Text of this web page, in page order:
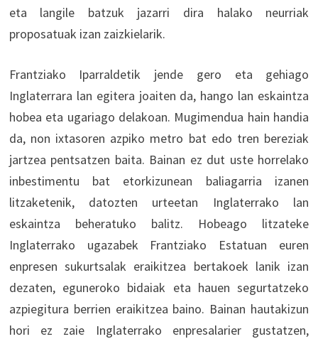
eta langile batzuk jazarri dira halako neurriak
proposatuak izan zaizkielarik.
Frantziako Iparraldetik jende gero eta gehiago
Inglaterrara lan egitera joaiten da, hango lan eskaintza
hobea eta ugariago delakoan. Mugimendua hain handia
da, non ixtasoren azpiko metro bat edo tren bereziak
jartzea pentsatzen baita. Bainan ez dut uste horrelako
inbestimentu bat etorkizunean baliagarria izanen
litzaketenik, datozten urteetan Inglaterrako lan
eskaintza beheratuko balitz. Hobeago litzateke
Inglaterrako ugazabek Frantziako Estatuan euren
enpresen sukurtsalak eraikitzea bertakoek lanik izan
dezaten, eguneroko bidaiak eta hauen segurtatzeko
azpiegitura berrien eraikitzea baino. Bainan hautakizun
hori ez zaie Inglaterrako enpresalarier gustatzen,